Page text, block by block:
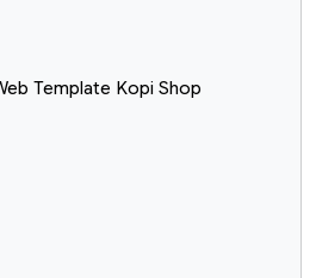
Template Kopi Shop